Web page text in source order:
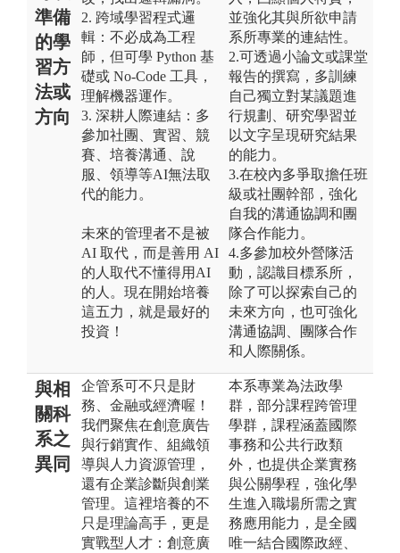
準備
的學
習方
法或
方向
2. 跨域學習程式邏
輯：不必成為工程
師，但可學 Python 基
礎或 No-Code 工具，
理解機器運作。
3. 深耕人際連結：多
參加社團、實習、競
賽、培養溝通、說
服、領導等AI無法取
代的能力。
未來的管理者不是被
AI 取代，而是善用 AI
的人取代不懂得用AI
的人。現在開始培養
這五力，就是最好的
投資！
並強化其與所欲申請
系所專業的連結性。
2.可透過小論文或課堂
報告的撰寫，多訓練
自己獨立對某議題進
行規劃、研究學習並
以文字呈現研究結果
的能力。
3.在校內多爭取擔任班
級或社團幹部，強化
自我的溝通協調和團
隊合作能力。
4.多參加校外營隊活
動，認識目標系所，
除了可以探索自己的
未來方向，也可強化
溝通協調、團隊合作
和人際關係。
與相
關科
系之
異同
企管系可不只是財
務、金融或經濟喔！
我們聚焦在創意廣告
與行銷實作、組織領
導與人力資源管理，
還有企業診斷與創業
管理。這裡培養的不
只是理論高手，更是
實戰型人才：創意廣
本系專業為法政學
群，部分課程跨管理
學群，課程涵蓋國際
事務和公共行政類
外，也提供企業實務
與公關學程，強化學
生進入職場所需之實
務應用能力，是全國
唯一結合國際政經、